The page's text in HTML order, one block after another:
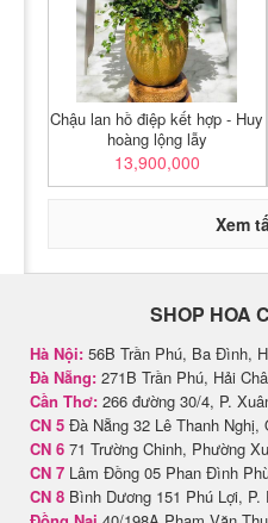
Chậu lan hồ điệp kết hợp - Huy
hoàng lộng lẫy
13,900,000
Xem
SHOP HOA
Hà Nội: 56B Trần Phú, Ba Đình,
Đà Nẵng: 271B Trần Phú, Hải
Cần Thơ: 266 đường 30/4, P.
CN 5 Đà Nẵng 32 Lê Thanh Nghị,
CN 6 71 Trường Chinh, Phường
CN 7 Lâm Đồng 05 Phan Đình
CN 8 Bình Dương 151 Phú Lợi,